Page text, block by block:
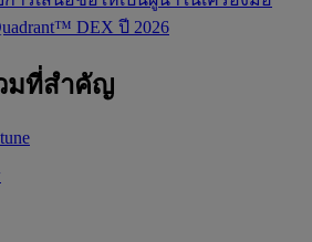
DEX ปี 2026
มที่สำคัญ